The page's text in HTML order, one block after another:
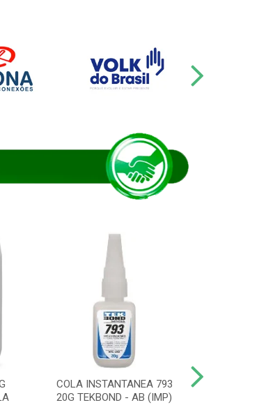
COLA INSTANTANEA 793
20G TEKBOND - AB (IMP)